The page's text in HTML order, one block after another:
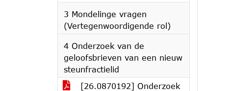
3 Mondelinge vragen
(Vertegenwoordigende rol)
4 Onderzoek van de
geloofsbrieven van een nieuw
steunfractielid
[26.0870192] Onderzoek